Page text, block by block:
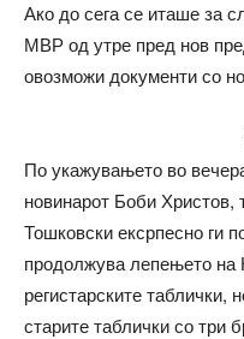
Ако до сега се иташе за
МВР од утре пред нов
овозможи документи со
По укажувањето во
новинарот Боби Христов,
Тошковски ексрпесно ги
продолжува лепењето
регистарските таблички,
старите таблички со три